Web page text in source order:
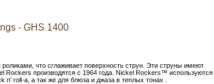
- GHS 1400
что сглаживает поверхность струн. Эти струны имеют
Rockers производятся с 1964 года. Nickel Rockers™ используются
n' roll-а, а так же для блюза и джаза в теплых тонах .